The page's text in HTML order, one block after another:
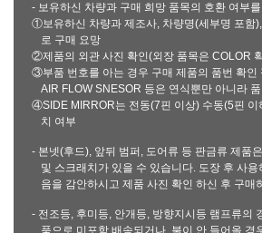
- 보유하신 차량과 구매 희망 품목의 호환 여부
①보유하신 차량과 제조사, 차량명(세부명 포함
로 구매 요망
②제품의 외관 사진 확인(외장 품목은 COLOR
③부품 번호를 아는 경우 구매 제품의 품번 확인
AIR FLOW SNESOR 등은 연식뿐만 아니라
④SIDE MIRROR는 전동(7핀 이상) 수동(5핀 이
치 여부
- 본넷(후드), 앞뒤 범퍼, 도어류 등 판금류 제품
및 스크래치가 있을 수 있습니다. 도장 후 사
음을 감안하시고 제품 사진 확인 하신 후 구매
- 전조등, 후미등, 안개등, 방향지시등 램프류의
품으로 미포함 배송되거나, 불이 안 들어올 경